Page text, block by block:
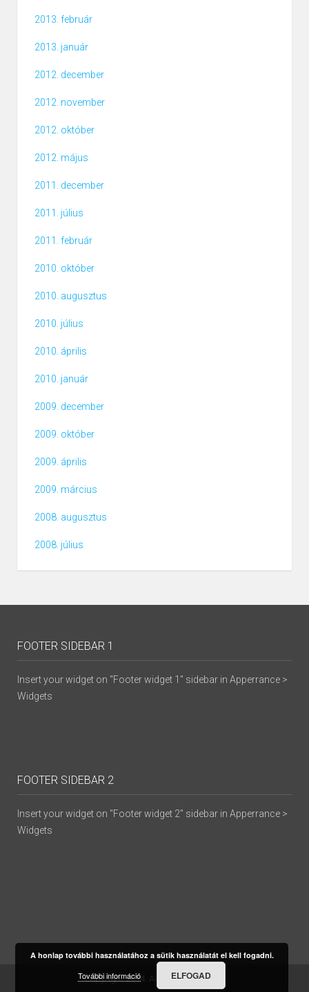
2013. február
2013. január
2012. december
2012. november
2012. október
2012. május
2011. december
2011. július
2011. február
2010. október
2010. augusztus
2010. július
2010. április
2010. január
2009. december
2009. október
2009. április
2009. március
2008. augusztus
2008. július
FOOTER SIDEBAR 1
Insert your widget on "Footer widget 1" sidebar in Apperrance >
Widgets
FOOTER SIDEBAR 2
Insert your widget on "Footer widget 2" sidebar in Apperrance >
Widgets
Copyright 2014. All Rights Reserved
A honlap további használatához a sütik használatát el kell fogadni.
További információ ELFOGAD